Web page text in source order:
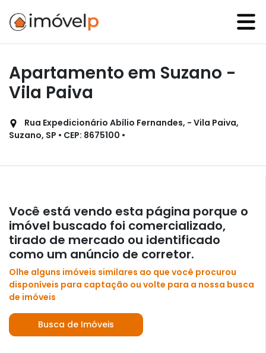
Apartamento em Suzano -
Vila Paiva
Rua Expedicionário Abílio Fernandes, - Vila Paiva,
Suzano, SP • CEP: 8675100 •
Você está vendo esta página porque o
imóvel buscado foi comercializado,
tirado de mercado ou identificado
como um anúncio de corretor.
Olhe alguns imóveis similares ao que você procurou
disponíveis para captação ou volte para a nossa busca
de imóveis
Busca de Imóveis